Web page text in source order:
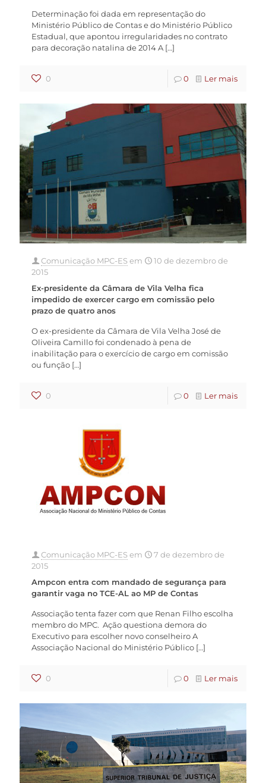
Determinação foi dada em representação do
Ministério Público de Contas e do Ministério Público
Estadual, que apontou irregularidades no contrato
para decoração natalina de 2014 A […]
0 0 Ler mais
Comunicação MPC-ESem
10 de dezembro de
2015
Ex-presidente da Câmara de Vila Velha fica
impedido de exercer cargo em comissão pelo
prazo de quatro anos
O ex-presidente da Câmara de Vila Velha José de
Oliveira Camillo foi condenado à pena de
inabilitação para o exercício de cargo em comissão
ou função […]
0 0 Ler mais
Comunicação MPC-ESem
7 de dezembro de
2015
Ampcon entra com mandado de segurança para
garantir vaga no TCE-AL ao MP de Contas
Associação tenta fazer com que Renan Filho escolha
membro do MPC. Ação questiona demora do
Executivo para escolher novo conselheiro A
Associação Nacional do Ministério Público […]
0 0 Ler mais